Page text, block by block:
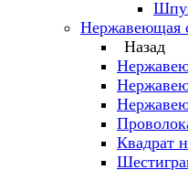
Нержавеющая
Назад
Квадрат